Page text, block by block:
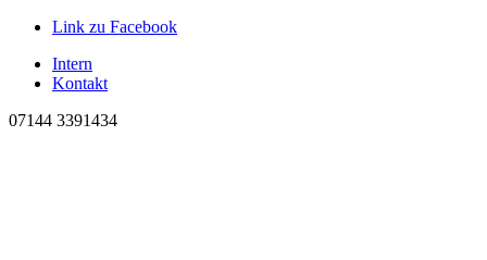
Link zu Facebook
Intern
Kontakt
07144 3391434